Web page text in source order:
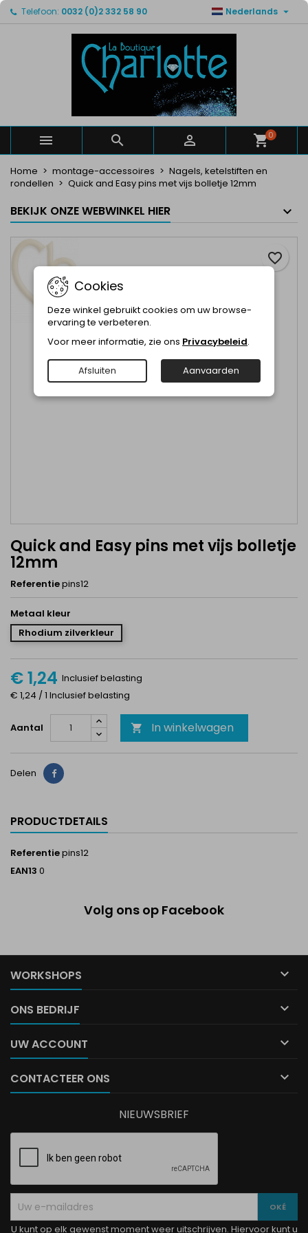
Telefoon: 0032 (0)2 332 58 90 Nederlands 
   0
Home montage-accessoires
Nagels, ketelstiften en
rondellen
Quick and Easy pins met vijs bolletje 12mm
BEKIJK ONZE WEBWINKEL HIER
Quick and Easy pins met vijs bolletje
12mm
Referentiepins12
Metaal kleur
Rhodium zilverkleur
€ 1,24 Inclusief belasting
€ 1,24 / 1 Inclusief belasting
Aantal  In winkelwagen
favorite_border
Delen Delen
PRODUCTDETAILS
Referentiepins12
EAN13 0
Volg ons op Facebook
WORKSHOPS 
ONS BEDRIJF 
UW ACCOUNT 
CONTACTEER ONS 
Mijn verlanglijsten ×
Maak een lijst
Maak een verlanglijst ×
Verlanglijst naam
Annuleren Maak een verlanglijst
Inloggen ×
U moet ingelogd zijn om producten in uw verlanglijst
Annuleren Inloggen
Cookies
Deze winkel gebruikt cookies om uw browse-
ervaring te verbeteren.
Voor meer informatie, zie ons Privacybeleid.
Afsluiten Aanvaarden
NIEUWSBRIEF
U kunt op elk gewenst moment weer uitschrijven. Hiervoor kunt u